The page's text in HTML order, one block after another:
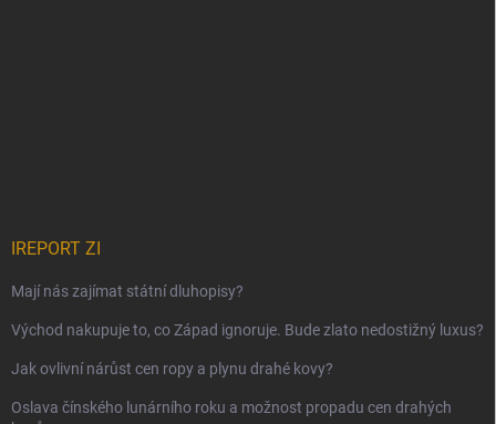
IREPORT ZI
Mají nás zajímat státní dluhopisy?
Východ nakupuje to, co Západ ignoruje. Bude zlato nedostižný luxus?
Jak ovlivní nárůst cen ropy a plynu drahé kovy?
Oslava čínského lunárního roku a možnost propadu cen drahých